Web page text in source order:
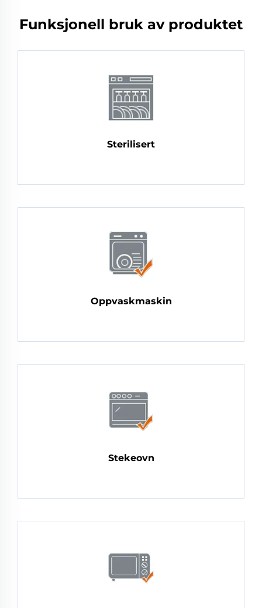
Funksjonell bruk av produktet
Sterilisert
Oppvaskmaskin
Stekeovn